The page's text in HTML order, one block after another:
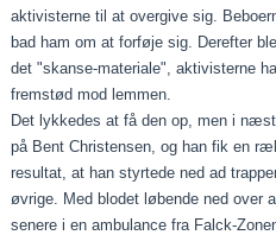
aktivisterne til at overgive sig.
bad ham om at forføje sig. Derefter
det "skanse-materiale", aktivisterne
fremstød mod lemmen.
Det lykkedes at få den op, men i
på Bent Christensen, og han fik en
resultat, at han styrtede ned ad
øvrige. Med blodet løbende ned over
senere i en ambulance fra Falck-